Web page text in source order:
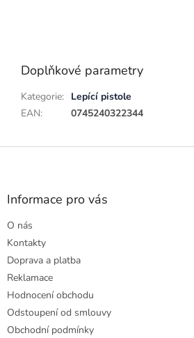
Doplňkové parametry
Kategorie: Lepící pistole
EAN: 0745240322344
Z
Informace pro vás
O nás
Kontakty
Doprava a platba
Reklamace
Hodnocení obchodu
Odstoupení od smlouvy
Obchodní podmínky